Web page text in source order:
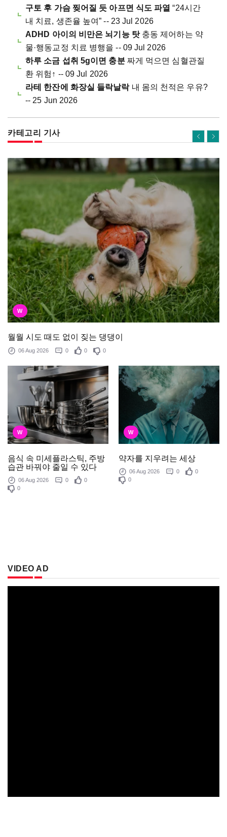
구토 후 가슴 찢어질 듯 아프면 식도 파열 “24시간
내 치료, 생존율 높여” -- 23 Jul 2026
ADHD 아이의 비만은 뇌기능 탓충동 제어하는 약
물·행동교정 치료 병행을 -- 09 Jul 2026
하루 소금 섭취 5g이면 충분짜게 먹으면 심혈관질
환 위험↑ -- 09 Jul 2026
라테 한잔에 화장실 들락날락내 몸의 천적은 우유?
-- 25 Jun 2026
카테고리 기사
W
월월 시도 때도 없이 짖는 댕댕이
06 Aug 2026 0 0 0
W
음식 속 미세플라스틱, 주방
습관 바꿔야 줄일 수 있다
06 Aug 2026 0
0
0
W
약자를 지우려는 세상
06 Aug 2026 0
0
0
VIDEO AD